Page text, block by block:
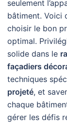
seulement
bâtiment. Voici
choisir le bon
optimal.
solide dans le
façadiers
techniques
projeté, et
chaque
gérer les défis